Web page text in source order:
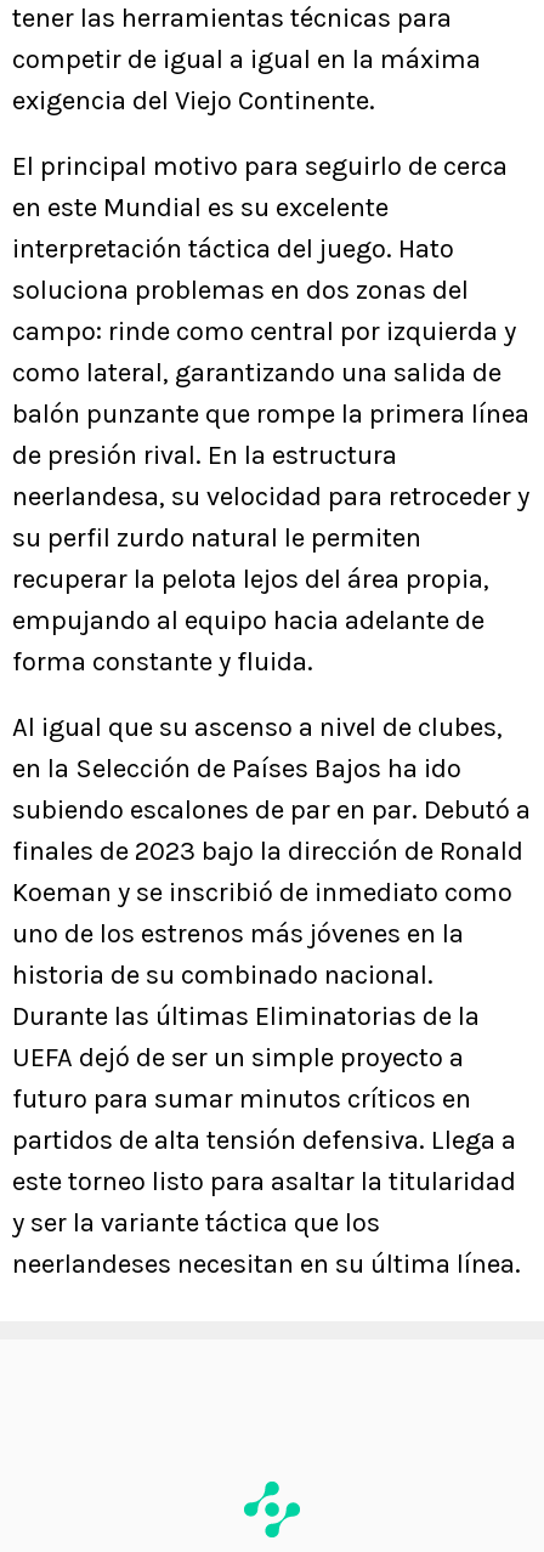
tener las herramientas técnicas para
competir de igual a igual en la máxima
exigencia del Viejo Continente.
El principal motivo para seguirlo de cerca
en este Mundial es su excelente
interpretación táctica del juego. Hato
soluciona problemas en dos zonas del
campo: rinde como central por izquierda y
como lateral, garantizando una salida de
balón punzante que rompe la primera línea
de presión rival. En la estructura
neerlandesa, su velocidad para retroceder y
su perfil zurdo natural le permiten
recuperar la pelota lejos del área propia,
empujando al equipo hacia adelante de
forma constante y fluida.
Al igual que su ascenso a nivel de clubes,
en la Selección de Países Bajos ha ido
subiendo escalones de par en par. Debutó a
finales de 2023 bajo la dirección de Ronald
Koeman y se inscribió de inmediato como
uno de los estrenos más jóvenes en la
historia de su combinado nacional.
Durante las últimas Eliminatorias de la
UEFA dejó de ser un simple proyecto a
futuro para sumar minutos críticos en
partidos de alta tensión defensiva. Llega a
este torneo listo para asaltar la titularidad
y ser la variante táctica que los
neerlandeses necesitan en su última línea.